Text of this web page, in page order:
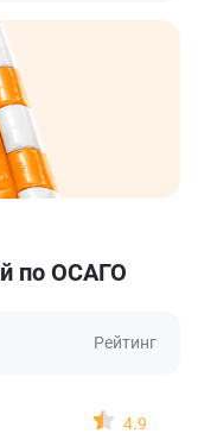
по ОСАГО
Рейтинг
4.9